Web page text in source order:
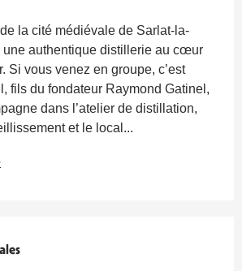
la cité médiévale de Sarlat-la-
une authentique distillerie au cœur
Si vous venez en groupe, c’est
fils du fondateur Raymond Gatinel,
dans l’atelier de distillation,
et le local...